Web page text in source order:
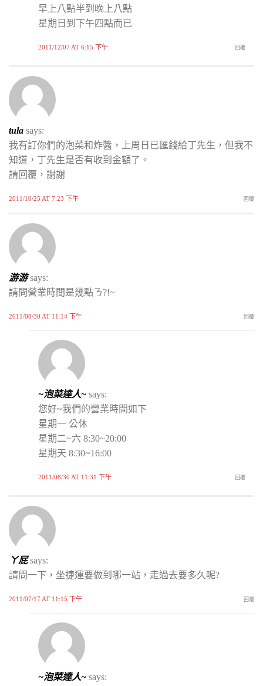
早上八點半到晚上八點
星期日到下午四點而已
2011/12/07 AT 6:15 下午 回覆
tula says:
我有訂你們的泡菜和炸醬，上周日已匯錢給丁先生，但我不
知道，丁先生是否有收到金額了。
請回覆，謝謝
2011/10/25 AT 7:23 下午 回覆
游游 says:
請問營業時間是幾點ㄋ?!~
2011/08/30 AT 11:14 下午 回覆
~泡菜達人~ says:
您好~我們的營業時間如下
星期一 公休
星期二~六 8:30~20:00
星期天 8:30~16:00
2011/08/30 AT 11:31 下午 回覆
ㄚ屁 says:
請問一下，坐捷運要做到哪一站，走過去要多久呢?
2011/07/17 AT 11:15 下午 回覆
~泡菜達人~ says: